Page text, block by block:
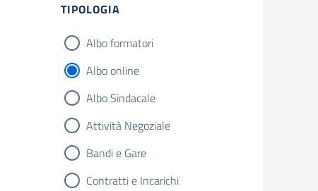
TIPOLOGIA
Albo formatori
Albo online
Albo Sindacale
Attività Negoziale
Bandi e Gare
Contratti e Incarichi